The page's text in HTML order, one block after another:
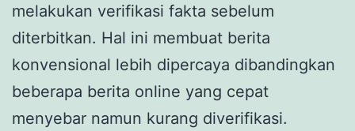
melakukan verifikasi fakta sebelum
diterbitkan. Hal ini membuat berita
konvensional lebih dipercaya dibandingkan
beberapa berita online yang cepat
menyebar namun kurang diverifikasi.